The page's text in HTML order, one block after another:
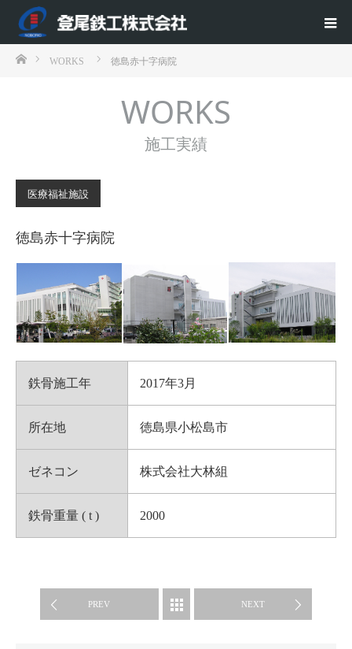
ホームWORKS 徳島赤十字病院
WORKS
施工実績
医療福祉施設
徳島赤十字病院
鉄骨施工年 2017年3月
所在地 徳島県小松島市
ゼネコン 株式会社大林組
鉄骨重量 ( t ) 2000
PREV
WORKS NEXT